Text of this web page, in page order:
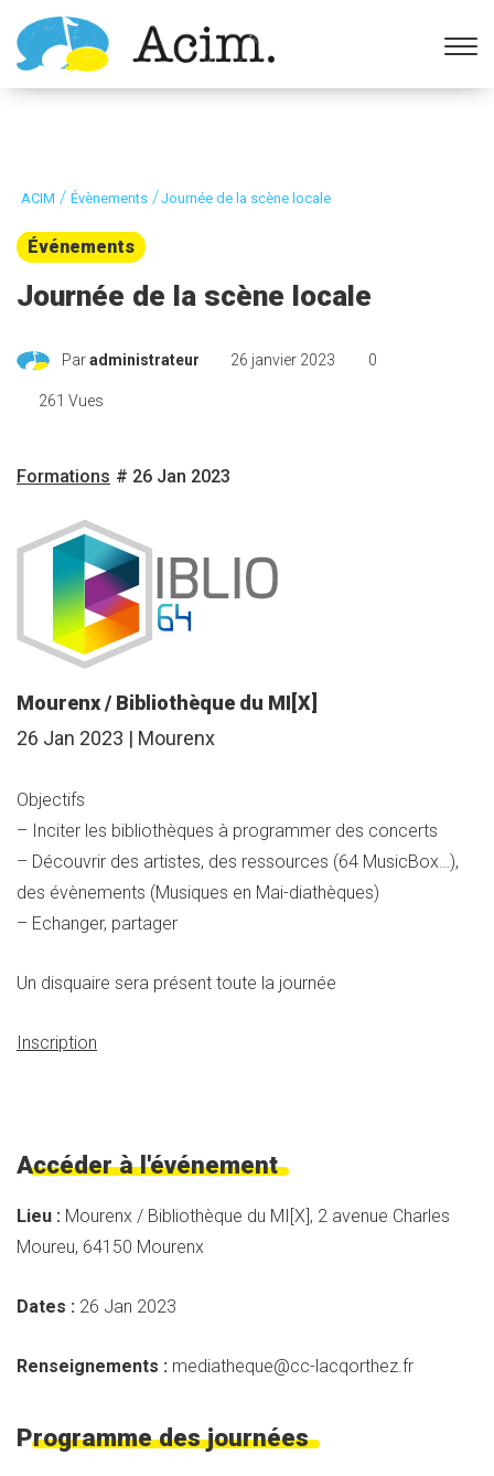
Ouvrir la barre d’outils
ACIM / Évènements /Journée de la scène locale
Événements
Journée de la scène locale
Paradministrateur 26 janvier 2023 0
261 Vues
Formations # 26 Jan 2023
Mourenx / Bibliothèque du MI[X]
26 Jan 2023 | Mourenx
Objectifs
– Inciter les bibliothèques à programmer des concerts
– Découvrir des artistes, des ressources (64 MusicBox…),
des évènements (Musiques en Mai-diathèques)
– Echanger, partager
Un disquaire sera présent toute la journée
Inscription
Accéder à l'événement
Lieu : Mourenx / Bibliothèque du MI[X], 2 avenue Charles
Moureu, 64150 Mourenx
Dates : 26 Jan 2023
Renseignements : mediatheque@cc-lacqorthez.fr
Programme des journées